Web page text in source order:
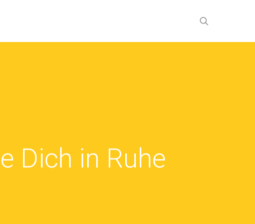
Dich in Ruhe